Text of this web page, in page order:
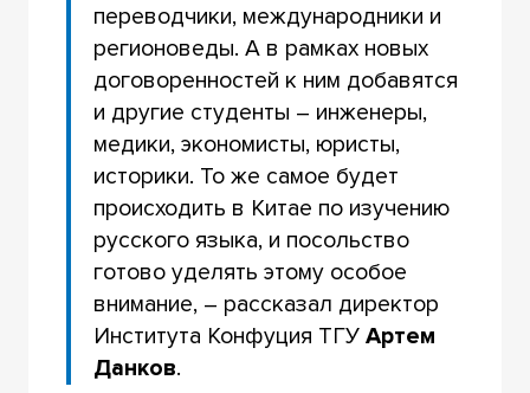
переводчики, международники и
регионоведы. А в рамках новых
договоренностей к ним добавятся
и другие студенты – инженеры,
медики, экономисты, юристы,
историки. То же самое будет
происходить в Китае по изучению
русского языка, и посольство
готово уделять этому особое
внимание, – рассказал директор
Института Конфуция ТГУАртем
Данков.